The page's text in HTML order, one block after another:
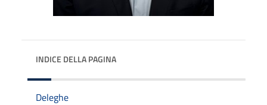
INDICE DELLA PAGINA
Deleghe